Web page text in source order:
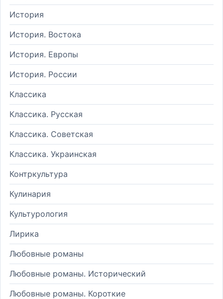
История
История. Востока
История. Европы
История. России
Классика
Классика. Русская
Классика. Советская
Классика. Украинская
Контркультура
Кулинария
Культурология
Лирика
Любовные романы
Любовные романы. Исторический
Любовные романы. Короткие